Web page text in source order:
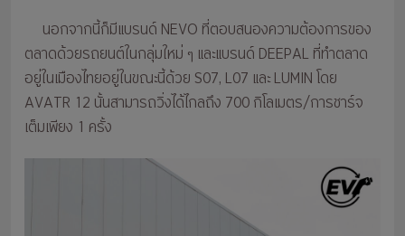
นอกจากนี้ก็มีแบรนด์ NEVO ที่ตอบสนองความต้องการของ
ตลาดด้วยรถยนต์ในกลุ่มใหม่ ๆ และแบรนด์ DEEPAL ที่ทำตลาด
อยู่ในเมืองไทยอยู่ในขณะนี้ด้วย S07, L07 และ LUMIN โดย
AVATR 12 นั้นสามารถวิ่งได้ไกลถึง 700 กิโลเมตร/การชาร์จ
เต็มเพียง 1 ครั้ง